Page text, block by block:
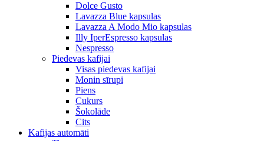
Dolce Gusto
Lavazza Blue kapsulas
Lavazza A Modo Mio kapsulas
Illy IperEspresso kapsulas
Nespresso
Piedevas kafijai
Visas piedevas kafijai
Monin sīrupi
Piens
Cukurs
Šokolāde
Cits
Kafijas automāti